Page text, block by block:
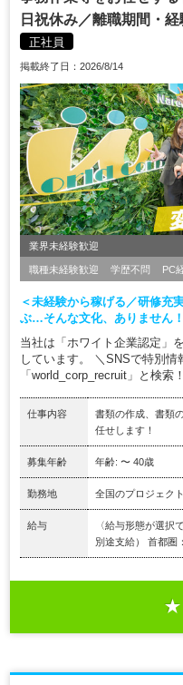
日祝休み／離職期間・
正社員
掲載終了日：2026/8/14
業界未経験歓迎
職種未経験歓迎 学歴不問 PC
＜未経験から稼げる／研修充
ぶ…そんな文化、ありません！
当社は「ホワイト企業認定」
しています。 ＼SNSで特別
「world_corp_recruit」と検索
仕事内容
書類の作成、書類
任せします！
募集年齢 年齢: 〜 40歳
勤務地 全国のプロジェク
給与
〈給与形態が選択
別途支給） 首都圏